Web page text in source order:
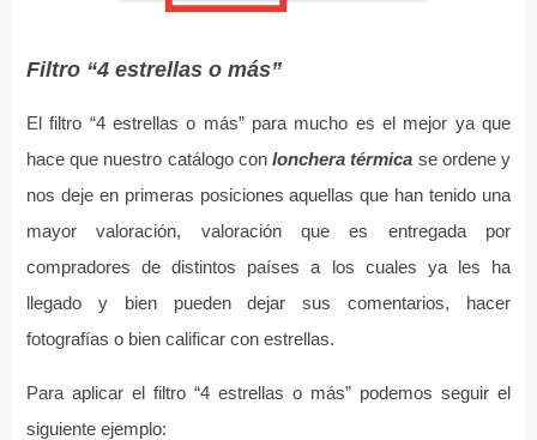
Filtro “4 estrellas o más”
El filtro “4 estrellas o más” para mucho es el mejor ya que
hace que nuestro catálogo conlonchera térmica se ordene y
nos deje en primeras posiciones aquellas que han tenido una
mayor valoración, valoración que es entregada por
compradores de distintos países a los cuales ya les ha
llegado y bien pueden dejar sus comentarios, hacer
fotografías o bien calificar con estrellas.
Para aplicar el filtro “4 estrellas o más” podemos seguir el
siguiente ejemplo: